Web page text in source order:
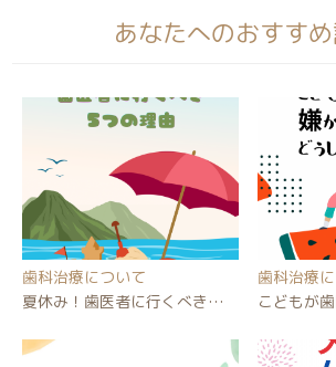
あなたへのおすす
歯科治療について
夏休み！歯医者に行くべき…
歯科治療
こどもが